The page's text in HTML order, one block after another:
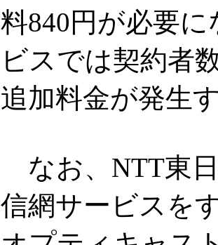
料840円が必要
ビスでは契約者
追加料金が発生
なお、NTT東
信網サービスを